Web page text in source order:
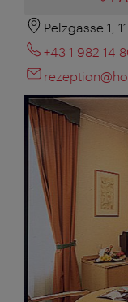
Pelzgasse 1,
+43 1 982 14